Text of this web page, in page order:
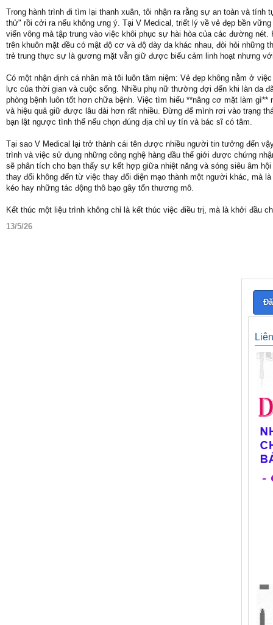
Trong hành trình đi tìm lại thanh xuân, tôi nhận ra rằng sự an toàn và
thử" rồi cởi ra nếu không ưng ý. Tại V Medical, triết lý về vẻ đẹp bền
viển vông mà tập trung vào việc khôi phục sự hài hòa của các đường
trên khuôn mặt đều có mật độ cơ và độ dày da khác nhau, đòi hỏi
trẻ trung thực sự là gương mặt vẫn giữ được biểu cảm linh hoạt nhưng
Có một nhận định cá nhân mà tôi luôn tâm niệm: Vẻ đẹp không nằm ở
lực của thời gian và cuộc sống. Nhiều phụ nữ thường đợi đến khi làn da
phòng bệnh luôn tốt hơn chữa bệnh. Việc tìm hiểu **nâng cơ mặt làm
và hiệu quả giữ được lâu dài hơn rất nhiều. Đừng để mình rơi vào trạng
bạn lật ngược tình thế nếu chọn đúng địa chỉ uy tín và bác sĩ có tâm.
Tại sao V Medical lại trở thành cái tên được nhiều người tin tưởng đến
trình và việc sử dụng những công nghệ hàng đầu thế giới được chứng
sẽ phân tích cho bạn thấy sự kết hợp giữa nhiệt năng và sóng siêu âm
thay đổi không đến từ việc thay đổi diện mạo thành một người khác, mà
kéo hay những tác động thô bạo gây tổn thương mô.
Kết thúc một liệu trình không chỉ là kết thúc việc điều trị, mà là khởi đầu
13/5/26